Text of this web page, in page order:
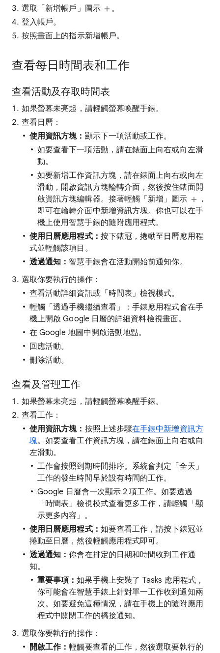
選取「新增帳戶」圖示
。
登入帳戶。
按照畫面上的指示新增帳戶。
查看每日時間表和工作
查看活動及存取時間表
如果螢幕未亮起，請輕觸螢幕喚醒手錶。
查看日曆：
使用資訊方塊： 顯示下一項活動或工作。
如要查看下一項活動，請在錶面上向右或向左滑
動。
如要新增工作資訊方塊，請在錶面上向右或向左
滑動，開啟資訊方塊輪轉介面，然後按住錶面開
啟資訊方塊編輯器。接著輕觸「新增」圖示
，
即可在輪轉介面中新增資訊方塊。你也可以在手
機上使用智慧手錶的隨附應用程式。
使用日曆應用程式： 按下錶冠，捲動至日曆應用程
式並輕觸該項目。
透過通知： 智慧手錶會在活動開始前通知你。
選取你要執行的操作：
查看活動詳細資訊或「時間表」檢視模式。
輕觸「透過手機繼續查看」：手錶應用程式會在手
機上開啟 Google 日曆的詳細資料檢視畫面。
在 Google 地圖中開啟活動地點。
回應活動。
刪除活動。
查看及管理工作
如果螢幕未亮起，請輕觸螢幕喚醒手錶。
查看工作：
使用資訊方塊： 按照上述步驟在手錶中新增資訊方
塊。如要查看工作資訊方塊，請在錶面上向右或向
左滑動。
工作會按照到期時間排序。系統會判定「全天」
工作的發生時間早於設有時間的工作。
Google 日曆會一次顯示 2 項工作。如要透過
「時間表」檢視模式查看更多工作，請輕觸「顯
示更多內容」。
使用日曆應用程式： 如要查看工作，請按下錶冠並
捲動至日曆，然後輕觸應用程式即可。
透過通知：你會在排定的日期和時間收到工作通
知。
重要事項：如果手機上安裝了 Tasks 應用程式，
你可能會在智慧手錶上針對單一工作收到通知兩
次。如要避免這種情況，請在手機上的隨附應用
程式中關閉工作的橋接通知。
選取你要執行的操作：
開啟工作：輕觸要查看的工作，然後選取要執行的